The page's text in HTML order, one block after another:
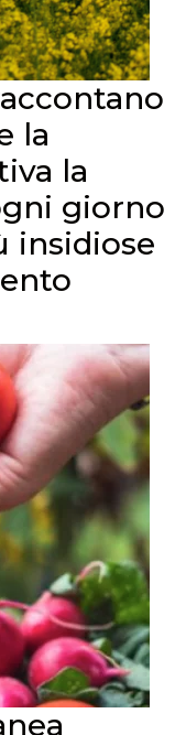
la
la
giorno
insidiose